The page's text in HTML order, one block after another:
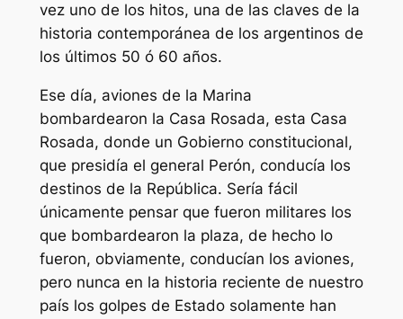
vez uno de los hitos, una de las claves de la
historia contemporánea de los argentinos de
los últimos 50 ó 60 años.
Ese día, aviones de la Marina
bombardearon la Casa Rosada, esta Casa
Rosada, donde un Gobierno constitucional,
que presidía el general Perón, conducía los
destinos de la República. Sería fácil
únicamente pensar que fueron militares los
que bombardearon la plaza, de hecho lo
fueron, obviamente, conducían los aviones,
pero nunca en la historia reciente de nuestro
país los golpes de Estado solamente han